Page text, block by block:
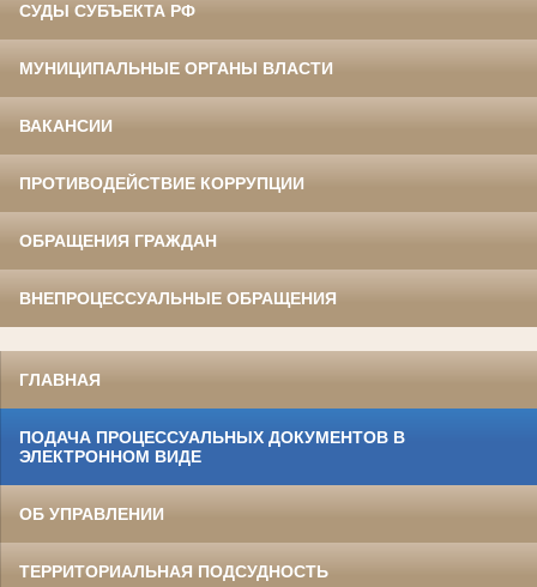
СУДЫ СУБЪЕКТА РФ
МУНИЦИПАЛЬНЫЕ ОРГАНЫ ВЛАСТИ
ВАКАНСИИ
ПРОТИВОДЕЙСТВИЕ КОРРУПЦИИ
ОБРАЩЕНИЯ ГРАЖДАН
ВНЕПРОЦЕССУАЛЬНЫЕ ОБРАЩЕНИЯ
ГЛАВНАЯ
ПОДАЧА ПРОЦЕССУАЛЬНЫХ ДОКУМЕНТОВ В
ЭЛЕКТРОННОМ ВИДЕ
ОБ УПРАВЛЕНИИ
ТЕРРИТОРИАЛЬНАЯ ПОДСУДНОСТЬ